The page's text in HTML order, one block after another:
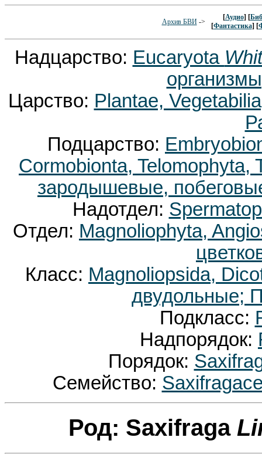
Архив БВИ->
[Аудио] [
[Фантастика] [
Надцарство: Eucaryota
Царство: Plantae,
Подцарство:
Cormobionta,
зародышевые,
Надотдел:
Отдел: Magnoliophyta,
Класс: Magnoliopsida,
двудольные;
Подкласс:
Надпорядок:
Порядок:
Семейство:
Род: Saxifraga